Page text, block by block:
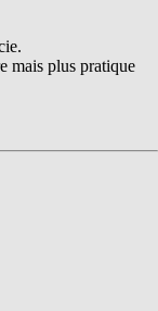
mais plus pratique